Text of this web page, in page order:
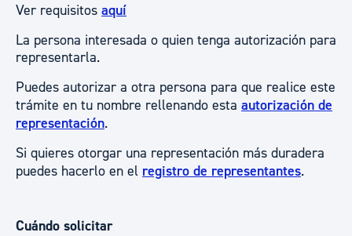
Ver requisitos aquí
La persona interesada o quien tenga autorización para
representarla.
Puedes autorizar a otra persona para que realice este
trámite en tu nombre rellenando esta autorización de
representación.
Si quieres otorgar una representación más duradera
puedes hacerlo en el registro de representantes.
Cuándo solicitar